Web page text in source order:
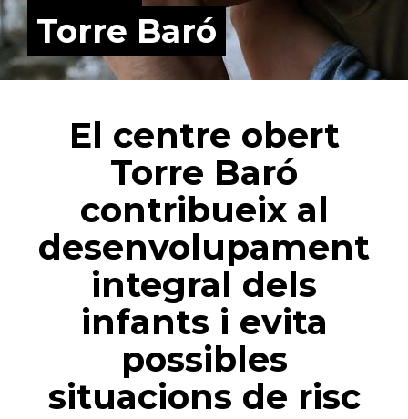
Torre Baró
El centre obert
Torre Baró
contribueix al
desenvolupament
integral dels
infants i evita
possibles
situacions de risc